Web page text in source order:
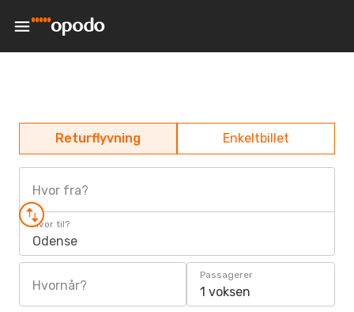
Returflyvning Enkeltbillet
Hvor fra?
Hvor til?
Odense
Hvornår?
Passagerer
1 voksen